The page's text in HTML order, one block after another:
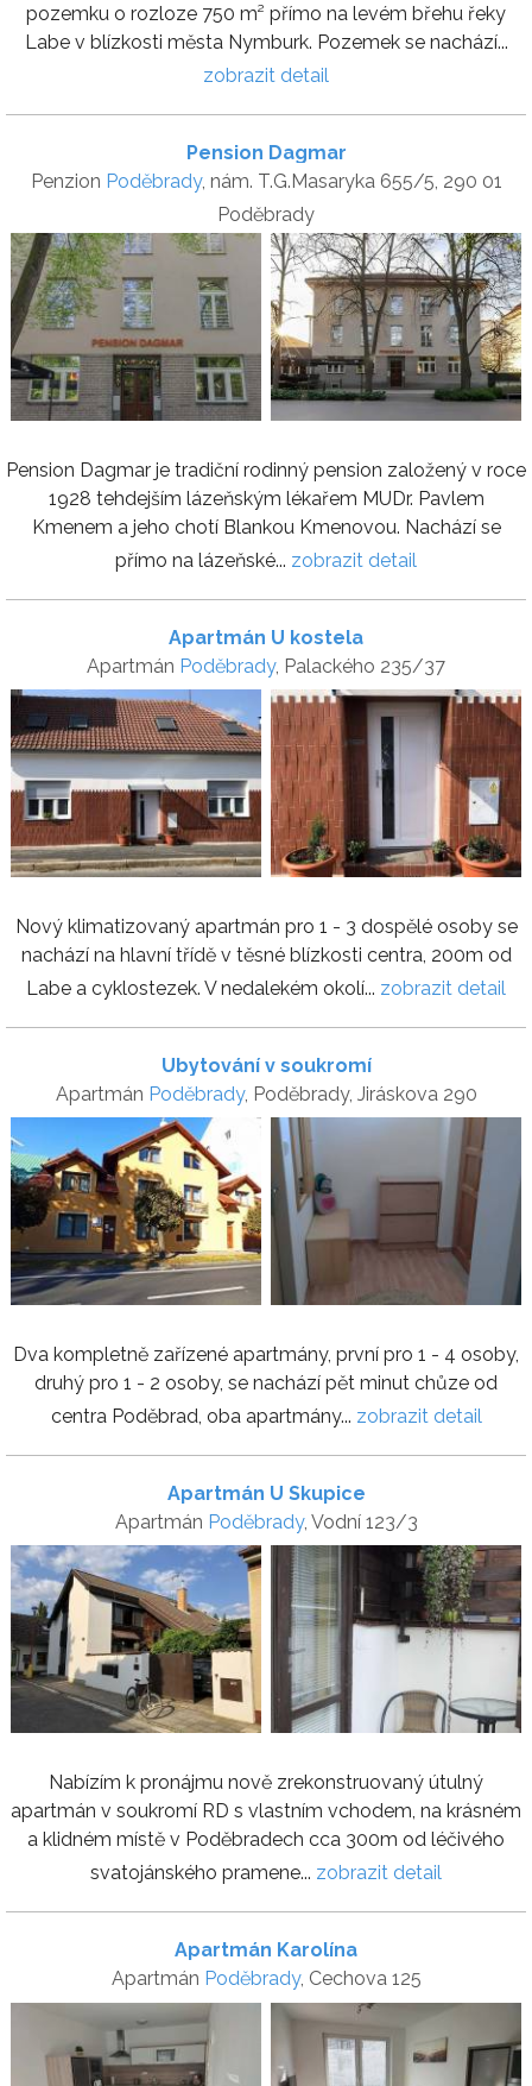
pozemku o rozloze 750 m² přímo na levém břehu řeky
Labe v blízkosti města Nymburk. Pozemek se nachází...
zobrazit detail
Pension Dagmar
Penzion Poděbrady, nám. T.G.Masaryka 655/5, 290 01
Poděbrady
Pension Dagmar je tradiční rodinný pension založený v roce
1928 tehdejším lázeňským lékařem MUDr. Pavlem
Kmenem a jeho chotí Blankou Kmenovou. Nachází se
přímo na lázeňské... zobrazit detail
Apartmán U kostela
Apartmán Poděbrady, Palackého 235/37
Nový klimatizovaný apartmán pro 1 - 3 dospělé osoby se
nachází na hlavní třídě v těsné blízkosti centra, 200m od
Labe a cyklostezek. V nedalekém okolí... zobrazit detail
Ubytování v soukromí
Apartmán Poděbrady, Poděbrady, Jiráskova 290
Dva kompletně zařízené apartmány, první pro 1 - 4 osoby,
druhý pro 1 - 2 osoby, se nachází pět minut chůze od
centra Poděbrad, oba apartmány... zobrazit detail
Apartmán U Skupice
Apartmán Poděbrady, Vodní 123/3
Nabízím k pronájmu nově zrekonstruovaný útulný
apartmán v soukromí RD s vlastním vchodem, na krásném
a klidném místě v Poděbradech cca 300m od léčivého
svatojánského pramene... zobrazit detail
Apartmán Karolína
Apartmán Poděbrady, Cechova 125